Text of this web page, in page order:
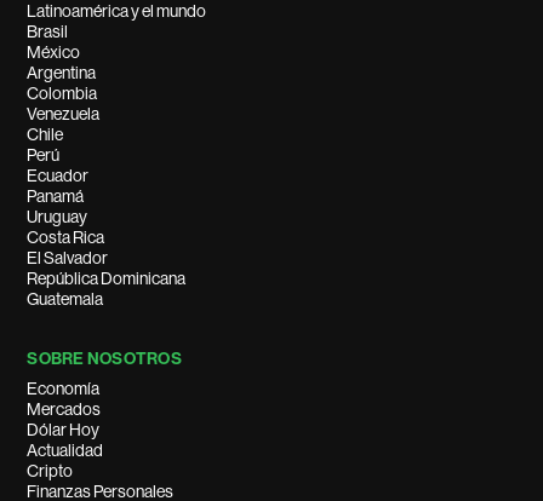
Latinoamérica y el mundo
Brasil
México
Argentina
Colombia
Venezuela
Chile
Perú
Ecuador
Panamá
Uruguay
Costa Rica
El Salvador
República Dominicana
Guatemala
SOBRE NOSOTROS
Economía
Mercados
Dólar Hoy
Actualidad
Cripto
Finanzas Personales